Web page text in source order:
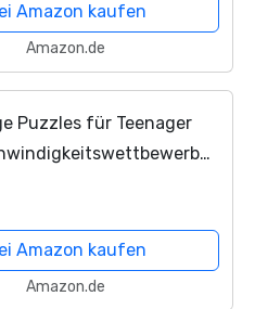
Amazon kaufen
Amazon.de
Puzzles für Teenager
und Spielzeuge52x38cm
Amazon kaufen
Amazon.de